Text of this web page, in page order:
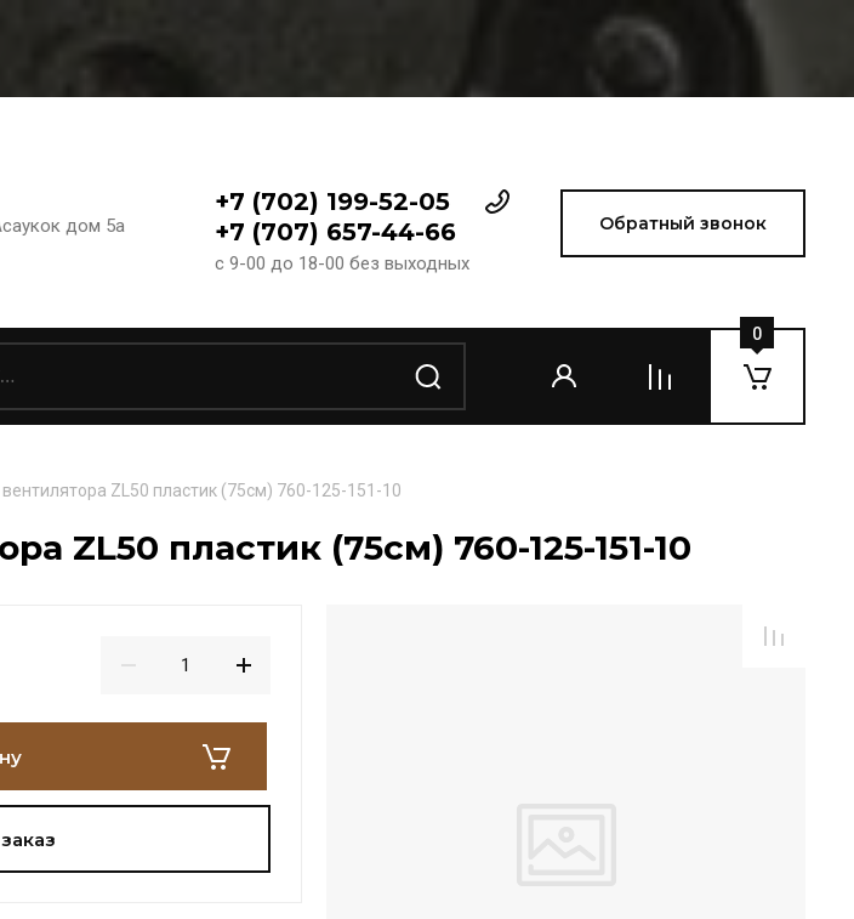
дом 5а
+7 (702) 199-52-05
+7 (707) 657-44-66
с 9-00 до 18-00 без выходных
Обратный звонок
0
ZL50 пластик (75см) 760-125-151-10
ZL50 пластик (75см) 760-125-151-10